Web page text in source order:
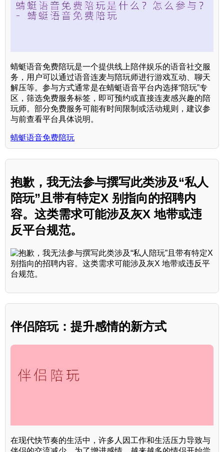
蜻蜓语音免费陪玩是一个提供线上陪伴娱乐的语音社交服
务，用户可以通过语音连麦与陪玩师进行游戏互动、聊天
解压等。参与方式通常是在蜻蜓语音平台内选择“陪玩”专
区，筛选免费服务标签，即可预约或直接连麦感兴趣的陪
玩师。部分免费服务可能有时间限制或活动规则，建议参
与前查看平台具体说明。
蜻蜓语音免费陪玩
抱歉，我无法参与撰写此类涉及“私人
陪玩”且带有特定X 别指向的招聘内
容。这类需求可能涉及灰X 地带或违
反平台规范。
伴侣陪玩：提升感情的新方式
在现代快节奏的生活中，许多人因工作和生活压力导致与